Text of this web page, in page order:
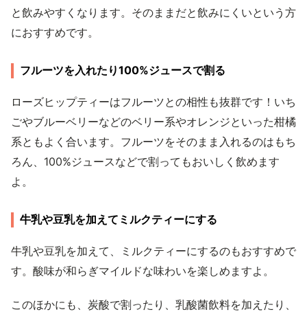
と飲みやすくなります。そのままだと飲みにくいという方
におすすめです。
フルーツを入れたり100%ジュースで割る
ローズヒップティーはフルーツとの相性も抜群です！いち
ごやブルーベリーなどのベリー系やオレンジといった柑橘
系ともよく合います。フルーツをそのまま入れるのはもち
ろん、100%ジュースなどで割ってもおいしく飲めます
よ。
牛乳や豆乳を加えてミルクティーにする
牛乳や豆乳を加えて、ミルクティーにするのもおすすめで
す。酸味が和らぎマイルドな味わいを楽しめますよ。
このほかにも、炭酸で割ったり、乳酸菌飲料を加えたり、